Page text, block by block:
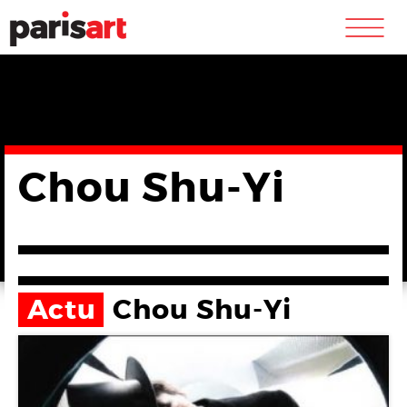
m
Chou Shu-Yi
Actu Chou Shu-Yi